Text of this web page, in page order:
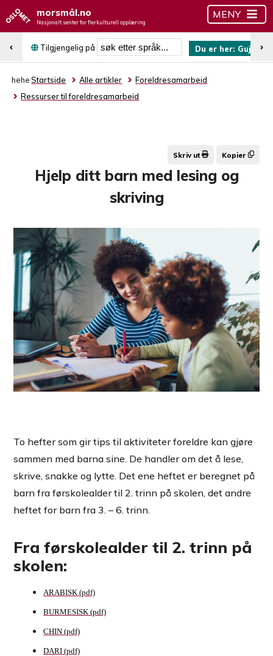
morsmål.no
Nasjonalt senter for flerkulturell opplæring
MENY
Tilgjengelig på
Søk etter språk
Du er her: Gujarati
‹ ›
hehe Startside Alle artikler
Foreldresamarbeid
Ressurser til foreldresamarbeid
Skriv ut Kopier
Hjelp ditt barn med lesing og
skriving
To hefter som gir tips til aktiviteter foreldre kan gjøre
sammen med barna sine. De handler om det å lese,
skrive, snakke og lytte. Det ene heftet er beregnet på
barn fra førskolealder til 2. trinn på skolen, det andre
heftet for barn fra 3. – 6. trinn.
Fra førskolealder til 2. trinn på
skolen:
ARABISK
BURMESISK
CHIN
DARI